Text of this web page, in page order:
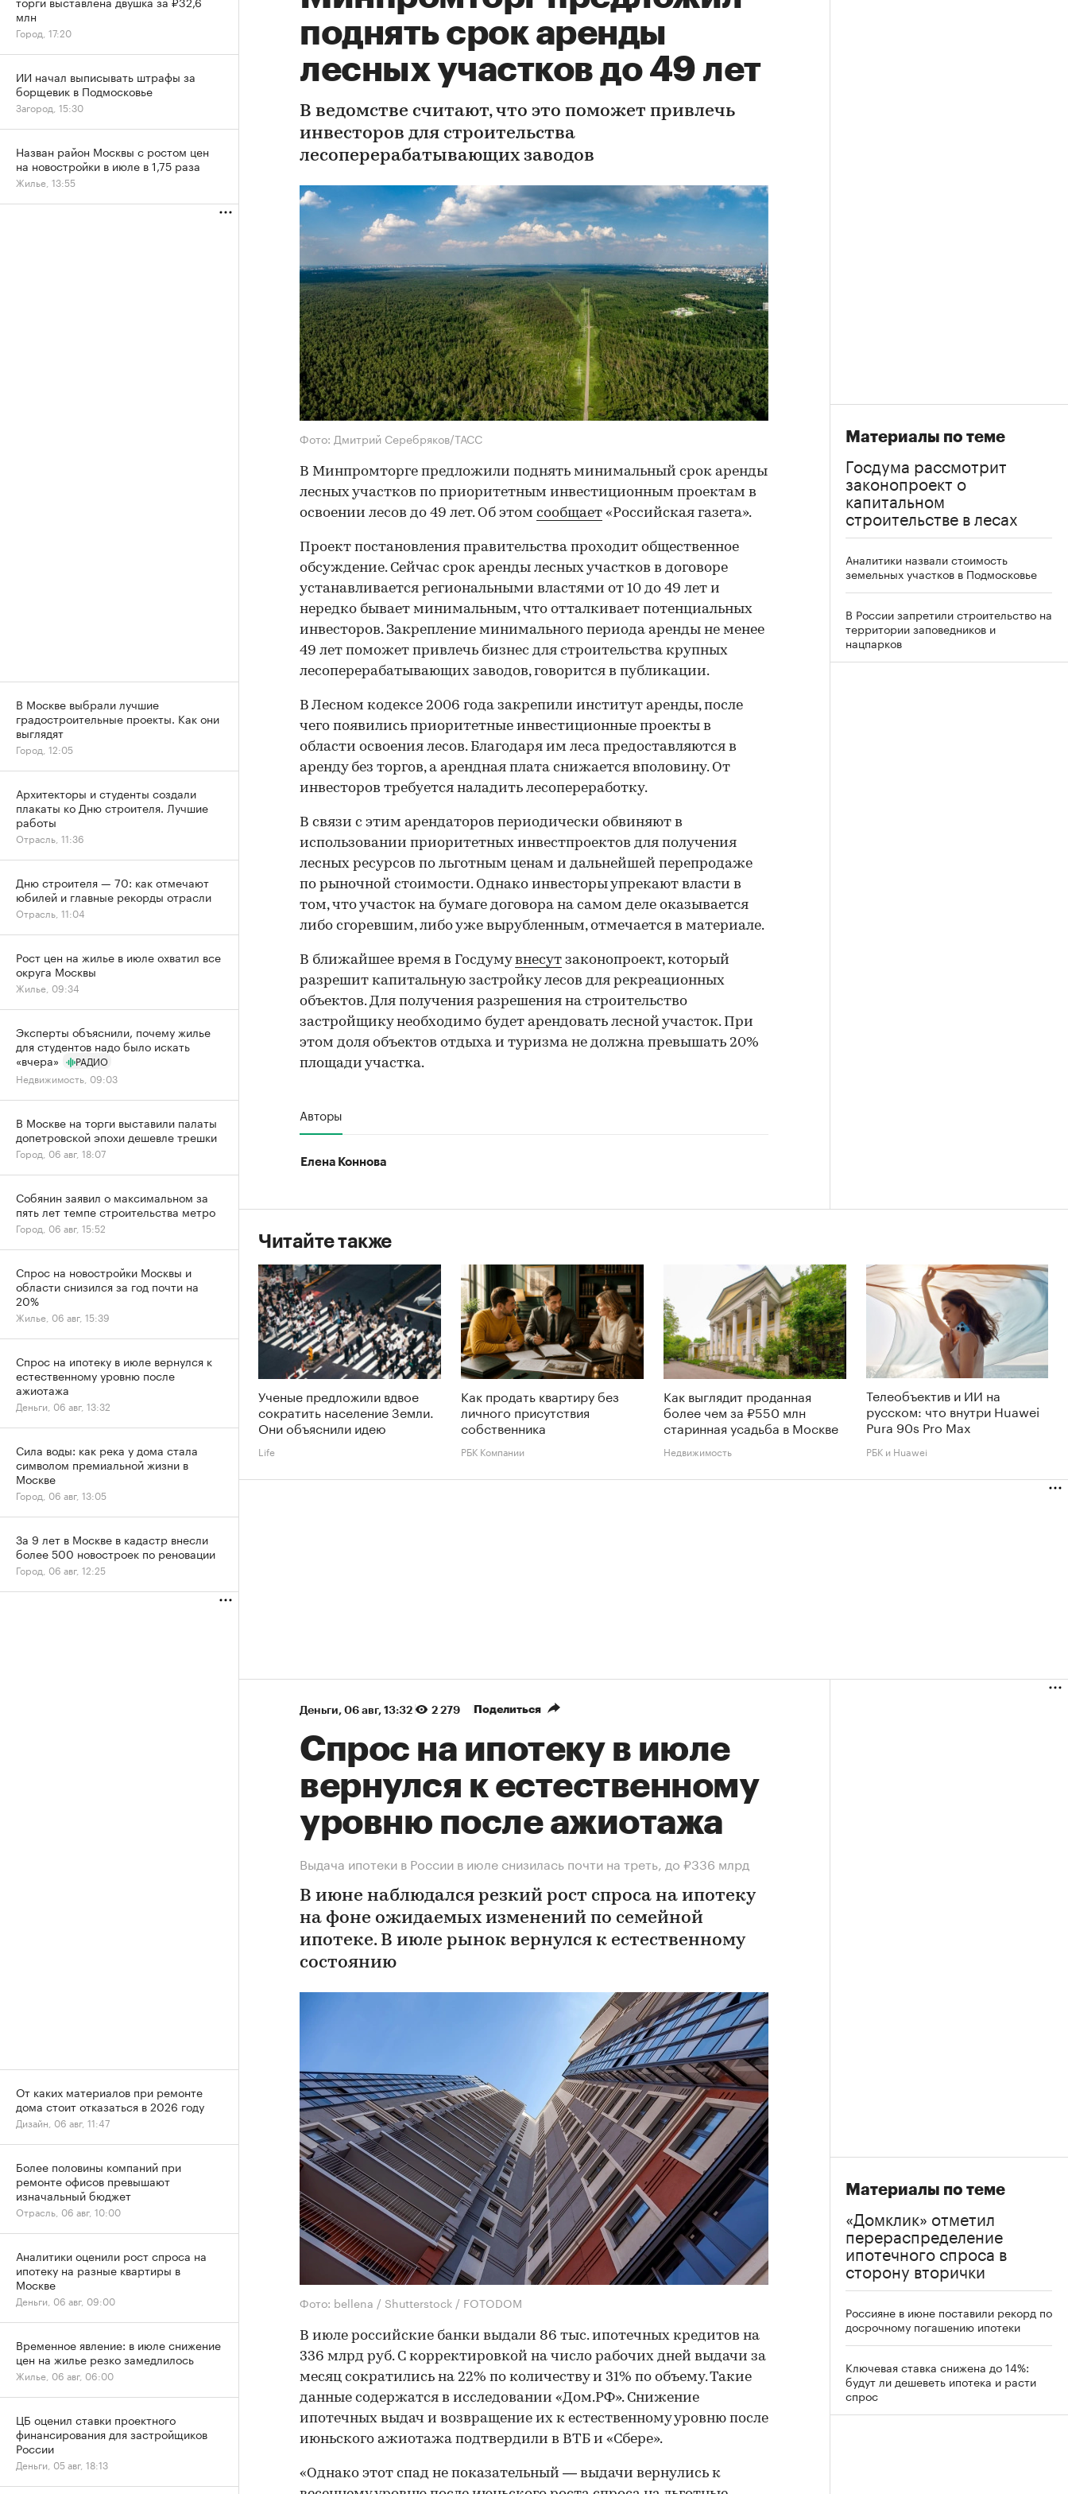
поднять срок аренды
лесных участков до 49 лет
В ведомстве считают, что это поможет привлечь
инвесторов для строительства
лесоперерабатывающих заводов
Фото: Дмитрий Серебряков/ТАСС
В Минпромторге предложили поднять минимальный срок аренды
лесных участков по приоритетным инвестиционным проектам в
освоении лесов до 49 лет. Об этом сообщает «Российская газета».
Проект постановления правительства проходит общественное
обсуждение. Сейчас срок аренды лесных участков в договоре
устанавливается региональными властями от 10 до 49 лет и
нередко бывает минимальным, что отталкивает потенциальных
инвесторов. Закрепление минимального периода аренды не менее
49 лет поможет привлечь бизнес для строительства крупных
лесоперерабатывающих заводов, говорится в публикации.
В Лесном кодексе 2006 года закрепили институт аренды, после
чего появились приоритетные инвестиционные проекты в
области освоения лесов. Благодаря им леса предоставляются в
аренду без торгов, а арендная плата снижается вполовину. От
инвесторов требуется наладить лесопереработку.
В связи с этим арендаторов периодически обвиняют в
использовании приоритетных инвестпроектов для получения
лесных ресурсов по льготным ценам и дальнейшей перепродаже
по рыночной стоимости. Однако инвесторы упрекают власти в
том, что участок на бумаге договора на самом деле оказывается
либо сгоревшим, либо уже вырубленным, отмечается в материале.
В ближайшее время в Госдумувнесут законопроект, который
разрешит капитальную застройку лесов для рекреационных
объектов. Для получения разрешения на строительство
застройщику необходимо будет арендовать лесной участок. При
этом доля объектов отдыха и туризма не должна превышать 20%
площади участка.
Авторы
Елена Коннова
Материалы по теме
Госдума рассмотрит
законопроект о
капитальном
строительстве в лесах
Аналитики назвали стоимость
земельных участков в Подмосковье
В России запретили строительство на
территории заповедников и
нацпарков
Читайте также
Ученые предложили вдвое
сократить население Земли.
Они объяснили идею
Life
Как продать квартиру без
личного присутствия
собственника
РБК Компании
Как выглядит проданная
более чем за ₽550 млн
старинная усадьба в Москве
Недвижимость
Телеобъектив и ИИ на
русском: что внутри Huawei
Pura 90s Pro Max
РБК и Huawei
Деньги⁠, 06 авг, 13:32 2 279 Поделиться
Спрос на ипотеку в июле
вернулся к естественному
уровню после ажиотажа
Выдача ипотеки в России в июле снизилась почти на треть, до ₽336 млрд
В июне наблюдался резкий рост спроса на ипотеку
на фоне ожидаемых изменений по семейной
ипотеке. В июле рынок вернулся к естественному
состоянию
Фото: bellena / Shutterstock / FOTODOM
В июле российские банки выдали 86 тыс. ипотечных кредитов на
336 млрд руб. С корректировкой на число рабочих дней выдачи за
месяц сократились на 22% по количеству и 31% по объему. Такие
данные содержатся в исследовании «Дом.РФ». Снижение
ипотечных выдач и возвращение их к естественному уровню после
июньского ажиотажа подтвердили в ВТБ и «Сбере».
«Однако этот спад не показательный — выдачи вернулись к
Материалы по теме
«Домклик» отметил
перераспределение
ипотечного спроса в
сторону вторички
Россияне в июне поставили рекорд по
досрочному погашению ипотеки
Ключевая ставка снижена до 14%:
будут ли дешеветь ипотека и расти
спрос
млн
Город, 17:20
ИИ начал выписывать штрафы за
борщевик в Подмосковье
Загород, 15:30
Назван район Москвы с ростом цен
на новостройки в июле в 1,75 раза
Жилье, 13:55
В Москве выбрали лучшие
градостроительные проекты. Как они
выглядят
Город, 12:05
Архитекторы и студенты создали
плакаты ко Дню строителя. Лучшие
работы
Отрасль, 11:36
Дню строителя — 70: как отмечают
юбилей и главные рекорды отрасли
Отрасль, 11:04
Рост цен на жилье в июле охватил все
округа Москвы
Жилье, 09:34
Эксперты объяснили, почему жилье
для студентов надо было искать
«вчера»
РАДИО
Недвижимость, 09:03
В Москве на торги выставили палаты
допетровской эпохи дешевле трешки
Город, 06 авг, 18:07
Собянин заявил о максимальном за
пять лет темпе строительства метро
Город, 06 авг, 15:52
Спрос на новостройки Москвы и
области снизился за год почти на
20%
Жилье, 06 авг, 15:39
Спрос на ипотеку в июле вернулся к
естественному уровню после
ажиотажа
Деньги, 06 авг, 13:32
Сила воды: как река у дома стала
символом премиальной жизни в
Москве
Город, 06 авг, 13:05
За 9 лет в Москве в кадастр внесли
более 500 новостроек по реновации
Город, 06 авг, 12:25
От каких материалов при ремонте
дома стоит отказаться в 2026 году
Дизайн, 06 авг, 11:47
Более половины компаний при
ремонте офисов превышают
изначальный бюджет
Отрасль, 06 авг, 10:00
Аналитики оценили рост спроса на
ипотеку на разные квартиры в
Москве
Деньги, 06 авг, 09:00
Временное явление: в июле снижение
цен на жилье резко замедлилось
Жилье, 06 авг, 06:00
ЦБ оценил ставки проектного
финансирования для застройщиков
России
Деньги, 05 авг, 18:13